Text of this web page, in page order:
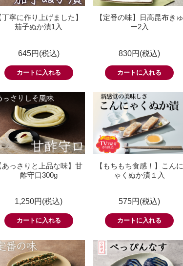
丁寧に作り上げました】
茄子ぬか漬1入
645円(税込)
【定番の味】日高昆布きゅ
ー2入
830円(税込)
あっさりと上品な味】甘
酢守口300g
1,250円(税込)
【もちもち食感！】こんに
ゃくぬか漬１入
575円(税込)